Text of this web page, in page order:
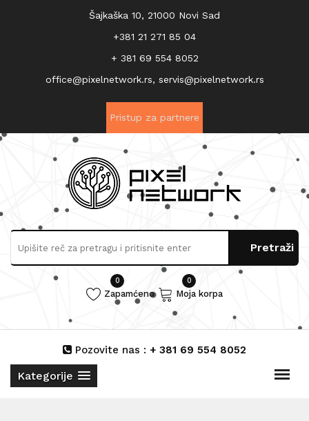
Šajkaška 10, 21000 Novi Sad
+381 21 271 85 04
+ 381 69 554 8052
office@pixelnetwork.rs, servis@pixelnetwork.rs
Pristup za partnere
0
Zapamćeno
0
Moja korpa
Kategorije
Pozovite nas : + 381 69 554 8052